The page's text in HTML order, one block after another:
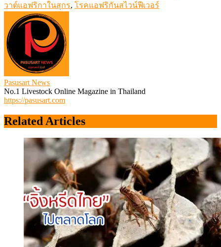
วาต์แอฟริกาในสุกร, โรคแอฟริกันสไวน์ฟีเวอร์
Pasusart News
No.1 Livestock Online Magazine in Thailand
https://pasusart.com
Related Articles